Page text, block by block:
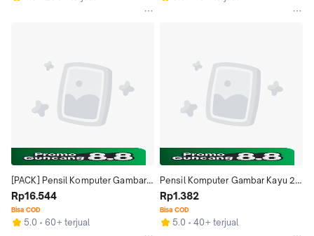
[PACK] Pensil Komputer Gambar
Kayu 2B Joyko P-8138 1 Pak Isi 12
Drawing Pencil Murah
Rp16.544
Bisa COD
5.0 60+ terjual
Pensil Komputer Gambar Kayu 2B
Joyko P-8138 - Drawing Pencil
Murah
Rp1.382
Bisa COD
5.0 40+ terjual